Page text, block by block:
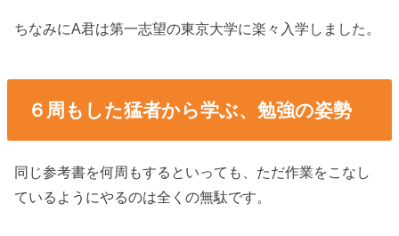
ちなみにA君は第一志望の東京大学に楽々入学しました。
６周もした猛者から学ぶ、勉強の姿勢
同じ参考書を何周もするといっても、ただ作業をこなし
ているようにやるのは全くの無駄です。